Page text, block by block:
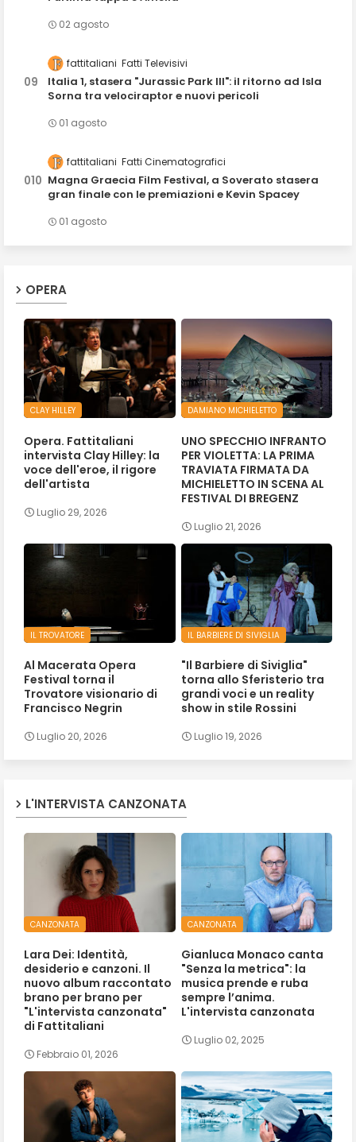
02 agosto
fattitaliani Fatti Televisivi
Italia 1, stasera "Jurassic Park III": il ritorno ad Isla
Sorna tra velociraptor e nuovi pericoli
01 agosto
fattitaliani Fatti Cinematografici
Magna Graecia Film Festival, a Soverato stasera
gran finale con le premiazioni e Kevin Spacey
01 agosto
OPERA
CLAY HILLEY
Opera. Fattitaliani
intervista Clay Hilley: la
voce dell'eroe, il rigore
dell'artista
Luglio 29, 2026
DAMIANO MICHIELETTO
UNO SPECCHIO INFRANTO
PER VIOLETTA: LA PRIMA
TRAVIATA FIRMATA DA
MICHIELETTO IN SCENA AL
FESTIVAL DI BREGENZ
Luglio 21, 2026
IL TROVATORE
Al Macerata Opera
Festival torna il
Trovatore visionario di
Francisco Negrin
Luglio 20, 2026
IL BARBIERE DI SIVIGLIA
"Il Barbiere di Siviglia"
torna allo Sferisterio tra
grandi voci e un reality
show in stile Rossini
Luglio 19, 2026
L'INTERVISTA CANZONATA
CANZONATA
Lara Dei: Identità,
desiderio e canzoni. Il
nuovo album raccontato
brano per brano per
"L'intervista canzonata"
di Fattitaliani
Febbraio 01, 2026
CANZONATA
Gianluca Monaco canta
"Senza la metrica": la
musica prende e ruba
sempre l’anima.
L'intervista canzonata
Luglio 02, 2025